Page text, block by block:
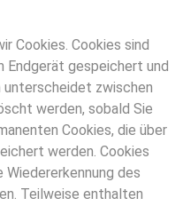
Cookies. Cookies sind
Endgerät gespeichert und
unterscheidet zwischen
werden, sobald Sie
Cookies, die über
werden. Cookies
des
Teilweise enthalten